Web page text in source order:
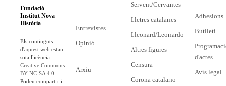
Fundació
Institut Nova
Història
Els continguts
d'aquest web estan
sota llicència
Creative Commons
BY-NC-SA 4.0
Podeu compartir i
Entrevistes
Opinió
Arxiu
Servent/Cervantes
Lletres catalanes
Lleonard/Leonardo
Altres figures
Censura
Corona catalano-
Adhesions
Butlletí
d'actes
Avís legal